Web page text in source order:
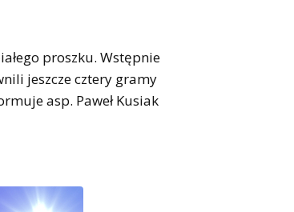
proszku. Wstępnie
jeszcze cztery gramy
asp. Paweł Kusiak